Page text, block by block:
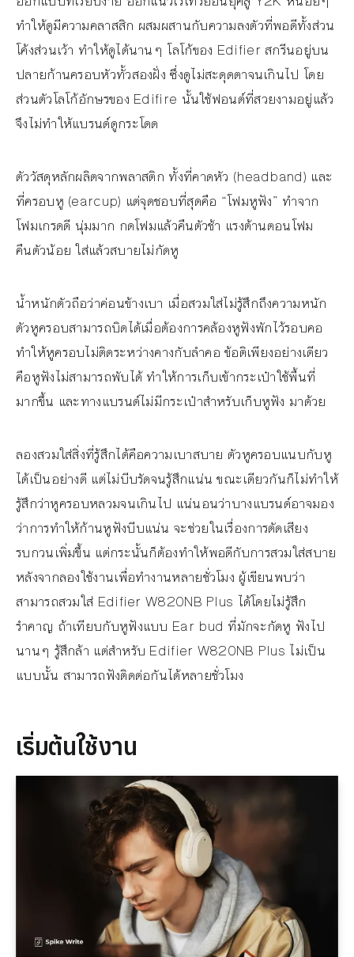
ทำให้ดูมีความคลาสสิก ผสมผสานกับความลงตัวที่พอดีทั้งส่วน
โค้งส่วนเว้า ทำให้ดูได้นานๆ โลโก้ของ Edifier สกรีนอยู่บน
ปลายก้านครอบหัวทั้วสองฝั่ง ซึ่งดูไม่สะดุดตาจนเกินไป โดย
ส่วนตัวโลโก้อักษรของ Edifire นั้นใช้ฟอนต์ที่สวยงามอยู่แล้ว
จึงไม่ทำให้แบรนด์ดูกระโดด
ตัววัสดุหลักผลิตจากพลาสติก ทั้งที่คาดหัว (headband) และ
ที่ครอบหู (earcup) แต่จุดชอบที่สุดคือ “โฟมหูฟัง” ทำจาก
โฟมเกรดดี นุ่มมาก กดโฟมแล้วคืนตัวช้า แรงต้านตอนโฟม
คืนตัวน้อย ใส่แล้วสบายไม่กัดหู
น้ำหนักตัวถือว่าค่อนข้างเบา เมื่อสวมใส่ไม่รู้สึกถึงความหนัก
ตัวหูครอบสามารถบิดได้เมื่อต้องการคล้องหูฟังพักไว้รอบคอ
ทำให้หูครอบไม่ติดระหว่างคางกับลำคอ ข้อติเพียงอย่างเดียว
คือหูฟังไม่สามารถพับได้ ทำให้การเก็บเข้ากระเป๋าใช้พื้นที่
มากขึ้น และทางแบรนด์ไม่มีกระเป๋าสำหรับเก็บหูฟัง มาด้วย
ลองสวมใส่สิ่งที่รู้สึกได้คือความเบาสบาย ตัวหูครอบแนบกับหู
ได้เป็นอย่างดี แต่ไม่บีบรัดจนรู้สึกแน่น ขณะเดียวกันก็ไม่ทำให้
รู้สึกว่าหูครอบหลวมจนเกินไป แน่นอนว่าบางแบรนด์อาจมอง
ว่าการทำให้ก้านหูฟังบีบแน่น จะช่วยในเรื่องการตัดเสียง
รบกวนเพิ่มขึ้น แต่กระนั้นก็ต้องทำให้พอดีกับการสวมใส่สบาย
หลังจากลองใช้งานเพื่อทำงานหลายชั่วโมง ผู้เขียนพบว่า
สามารถสวมใส่ Edifier W820NB Plus ได้โดยไม่รู้สึก
รำคาญ ถ้าเทียบกับหูฟังแบบ Ear bud ที่มักจะกัดหู ฟังไป
นานๆ รู้สึกล้า แต่สำหรับ Edifier W820NB Plus ไม่เป็น
แบบนั้น สามารถฟังติดต่อกันได้หลายชั่วโมง
เริ่มต้นใช้งาน